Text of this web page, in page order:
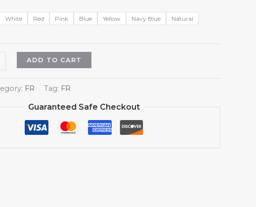
White Red Pink Blue Yellow Navy Blue Natural
ADD TO CART
FR Tag: FR
Guaranteed Safe Checkout